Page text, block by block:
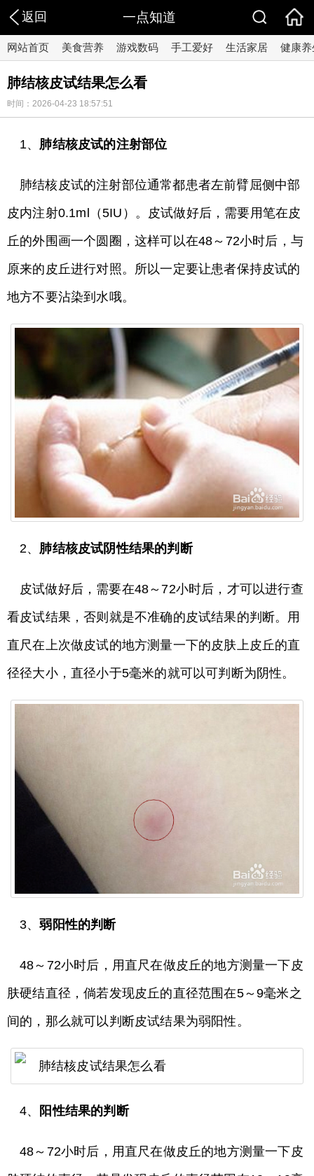
返回 一点知道
网站首页 美食营养 游戏数码 手工爱好 生活家居 健康养
肺结核皮试结果怎么看
时间：2026-04-23 18:57:51
1、 肺结核皮试的注射部位
肺结核皮试的注射部位通常都患者左前臂屈侧中部
皮内注射0.1ml（5IU）。皮试做好后，需要用笔在皮
丘的外围画一个圆圈，这样可以在48～72小时后，与
原来的皮丘进行对照。所以一定要让患者保持皮试的
地方不要沾染到水哦。
2、 肺结核皮试阴性结果的判断
皮试做好后，需要在48～72小时后，才可以进行查
看皮试结果，否则就是不准确的皮试结果的判断。用
直尺在上次做皮试的地方测量一下的皮肤上皮丘的直
径径大小，直径小于5毫米的就可以可判断为阴性。
3、弱阳性的判断
48～72小时后，用直尺在做皮丘的地方测量一下皮
肤硬结直径，倘若发现皮丘的直径范围在5～9毫米之
间的，那么就可以判断皮试结果为弱阳性。
4、 阳性结果的判断
48～72小时后，用直尺在做皮丘的地方测量一下皮